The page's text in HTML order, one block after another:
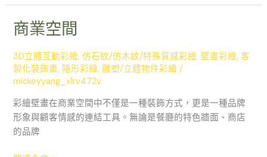
商業空間
3D立體互動彩繪,仿石紋/仿木紋/特殊質感彩繪,壁畫彩繪,客
製化裝飾畫, 隱形彩繪,雕塑/立體物件彩繪 /
mickeyyang_x1rv472v
彩繪壁畫在商業空間中不僅是一種裝飾方式，更是一種品牌
形象與顧客情感的連結工具。無論是餐廳的特色牆面、商店
的品牌
商
業
空
間